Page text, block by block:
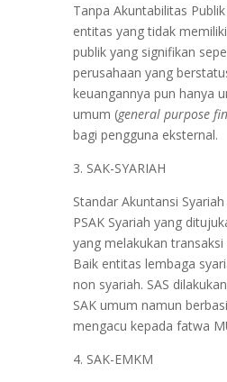
Tanpa Akuntabilitas
entitas yang tidak
publik yang signifikan
perusahaan yang
keuangannya pun hanya
umum (general purpose
bagi pengguna eksternal.
3. SAK-SYARIAH
Standar Akuntansi Syariah
PSAK Syariah yang
yang melakukan
Baik entitas lembaga
non syariah. SAS
SAK umum namun
mengacu kepada fatwa
4. SAK-EMKM